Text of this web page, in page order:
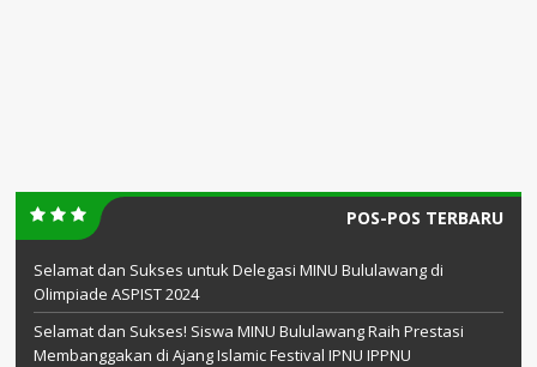
POS-POS TERBARU
Selamat dan Sukses untuk Delegasi MINU Bululawang di
Olimpiade ASPIST 2024
Selamat dan Sukses! Siswa MINU Bululawang Raih Prestasi
Membanggakan di Ajang Islamic Festival IPNU IPPNU